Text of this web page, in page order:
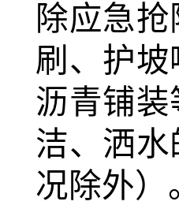
除应急
刷、护
沥青铺
洁、洒
况除外）